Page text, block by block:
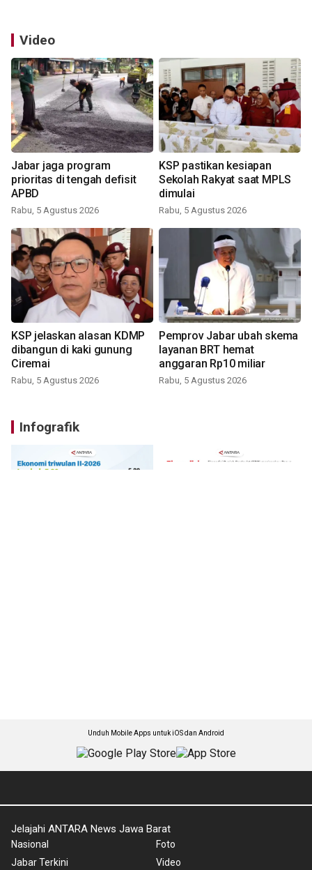
Video
Jabar jaga program
prioritas di tengah defisit
APBD
Rabu, 5 Agustus 2026
KSP pastikan kesiapan
Sekolah Rakyat saat MPLS
dimulai
Rabu, 5 Agustus 2026
KSP jelaskan alasan KDMP
dibangun di kaki gunung
Ciremai
Rabu, 5 Agustus 2026
Pemprov Jabar ubah skema
layanan BRT hemat
anggaran Rp10 miliar
Rabu, 5 Agustus 2026
Infografik
Unduh Mobile Apps untuk iOS dan Android
Jelajahi ANTARA News Jawa Barat
Nasional
Jabar Terkini
Foto
Video